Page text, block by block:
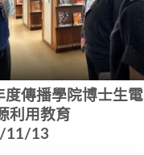
度傳播學院博士生電
利用教育
11/13